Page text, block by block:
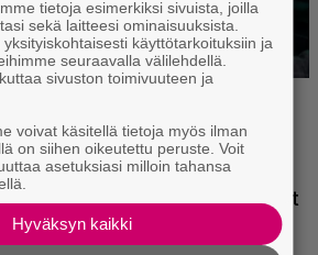
tietoja esimerkiksi sivuista, joilla
sekä laitteesi ominaisuuksista.
käyttötarkoituksiin ja
seuraavalla välilehdellä.
sivuston toimivuuteen ja
voivat käsitellä tietoja myös ilman
on siihen oikeutettu peruste. Voit
asetuksiasi milloin tahansa
Hyväksyn kaikki